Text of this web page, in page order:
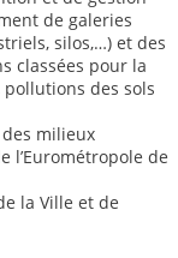
de galeries
silos,…) et des
classées pour la
des sols
milieux
l’Eurométropole de
la Ville et de